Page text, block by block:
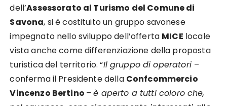
dell’Assessorato al Turismo del Comune di
Savona, si è costituito un gruppo savonese
impegnato nello sviluppo dell’offerta MICE locale
vista anche come differenziazione della proposta
turistica del territorio. “Il gruppo di operatori –
conferma il Presidente della Confcommercio
Vincenzo Bertino – è aperto a tutti coloro che,